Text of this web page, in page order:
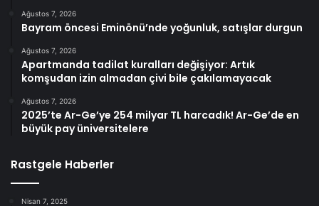
Ağustos 7, 2026
Bayram öncesi Eminönü’nde yoğunluk, satışlar durgun
Ağustos 7, 2026
Apartmanda tadilat kuralları değişiyor: Artık
komşudan izin almadan çivi bile çakılamayacak
Ağustos 7, 2026
2025’te Ar-Ge’ye 254 milyar TL harcadık! Ar-Ge’de en
büyük pay üniversitelere
Rastgele Haberler
Nisan 7, 2025